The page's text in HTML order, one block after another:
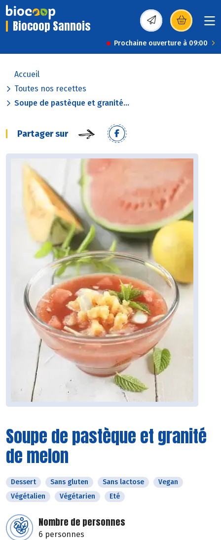
Biocoop Sannois (s’ouvre dans une
Prochaine ouverture à 09:00
Accueil
Toutes nos recettes
Soupe de pastèque et granité...
Partager sur
Soupe de pastèque et granité
de melon
Dessert Sans gluten Sans lactose
Vegan
Végétalien
Végétarien Eté
Nombre de personnes
6 personnes